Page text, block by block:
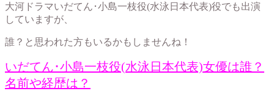
大河ドラマいだてん･小島一枝役(水泳日本代表)役でも出演
していますが、
誰？と思われた方もいるかもしませんね！
いだてん･小島一枝役(水泳日本代表)女優は誰？
名前や経歴は？